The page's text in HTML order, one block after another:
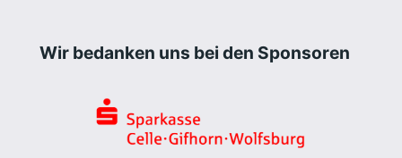
Wir bedanken uns bei den Sponsoren